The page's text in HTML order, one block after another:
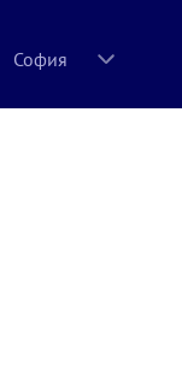
София